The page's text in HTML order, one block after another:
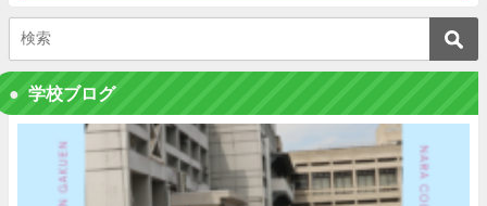
学校ブログ